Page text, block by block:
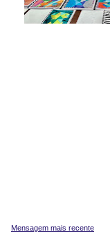
Mensagem mais recente